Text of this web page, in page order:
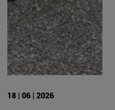
18 | 06 | 2026